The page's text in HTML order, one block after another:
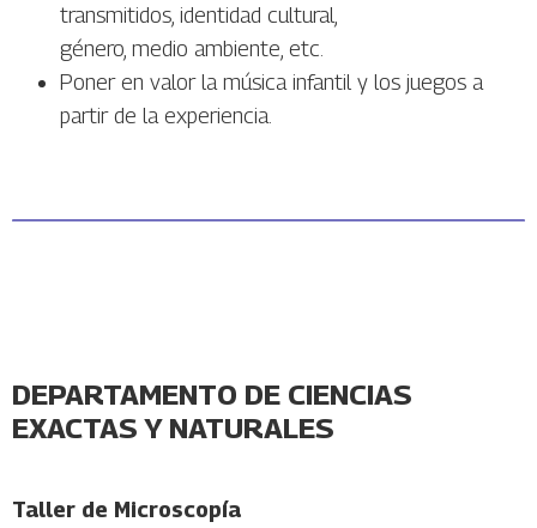
transmitidos, identidad cultural,
género, medio ambiente, etc.
Poner en valor la música infantil y los juegos a
partir de la experiencia.
DEPARTAMENTO DE CIENCIAS
EXACTAS Y NATURALES
Taller de Microscopía